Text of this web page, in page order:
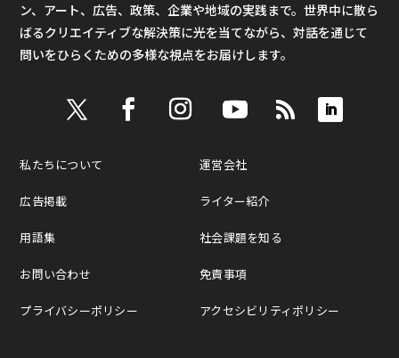
ン、アート、広告、政策、企業や地域の実践まで。世界中に散ら
ばるクリエイティブな解決策に光を当てながら、対話を通じて
問いをひらくための多様な視点をお届けします。
私たちについて
広告掲載
用語集
お問い合わせ
プライバシーポリシー
運営会社
ライター紹介
社会課題を知る
免責事項
アクセシビリティポリシー